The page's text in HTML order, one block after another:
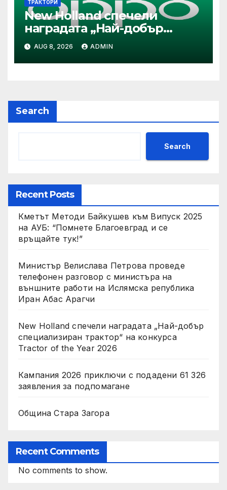
ТРАКТОРИ
New Holland спечели
наградата „Най-добър
специализиран трактор“ на
конкурса Tractor of the Year
2026
AUG 8, 2026 ADMIN
Search
Search
Recent Posts
Кметът Методи Байкушев към Випуск 2025
на АУБ: “Помнете Благоевград и се
връщайте тук!”
Министър Велислава Петрова проведе
телефонен разговор с министъра на
външните работи на Ислямска република
Иран Абас Арагчи
New Holland спечели наградата „Най-добър
специализиран трактор“ на конкурса
Tractor of the Year 2026
Кампания 2026 приключи с подадени 61 326
заявления за подпомагане
Община Стара Загора
Recent Comments
No comments to show.